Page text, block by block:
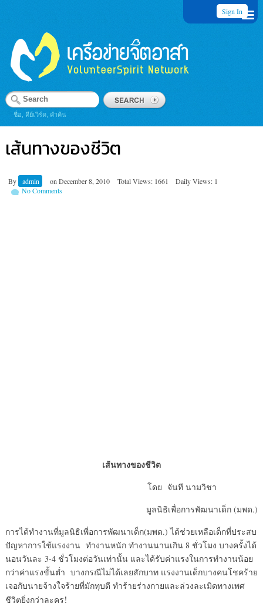
Sign In
ชื่อ, คีย์เวิร์ด, คำค้น
เส้นทางของชีวิต
By admin on December 8, 2010 Total Views: 1661
Daily Views: 1
No Comments
เส้นทางของชีวิต
โดย จันที นามวิชา
มูลนิธิเพื่อการพัฒนาเด็ก (มพด.)
การได้ทำงานที่มูลนิธิเพี่อการพัฒนาเด็ก(มพด.) ได้ช่วยเหลือเด็กที่ประสบ
ปัญหาการใช้แรงงาน ทำงานหนัก ทำงานนานเกิน 8 ชั่วโมง บางครั้งได้
นอนวันละ 3-4 ชั่วโมงต่อวันเท่านั้น และได้รับค่าแรงในการทำงานน้อย
กว่าค่าแรงขั้นต่ำ บางกรณีไม่ได้เลยสักบาท แรงงานเด็กบางคนโชคร้าย
เจอกับนายจ้างใจร้ายที่มักทุบตี ทำร้ายร่างกายและล่วงละเมิดทางเพศ
ชีวิตยิ่งกว่าละคร!